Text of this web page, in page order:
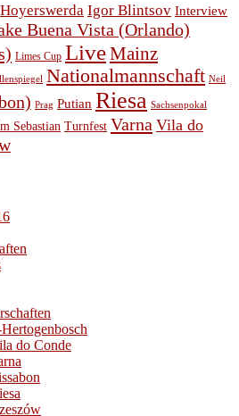
Hoyerswerda Igor Blintsov Interview
Buena Vista (Orlando)
Limes Cup LiveMainz
Nationalmannschaft Neil
Prag Putian Riesa Sachsenpokal
Sebastian Turnfest Varna Vila do
do Conde